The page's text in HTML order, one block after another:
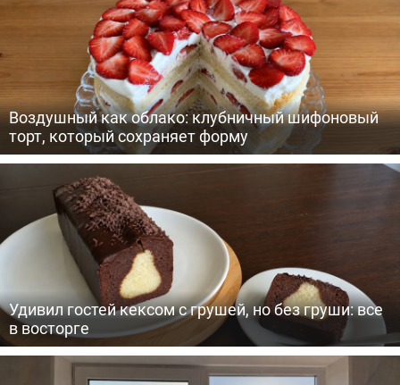
Воздушный как облако: клубничный шифоновый
торт, который сохраняет форму
Удивил гостей кексом с грушей, но без груши: все
в восторге